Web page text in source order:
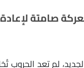
صامتة
لم تعد الحروب